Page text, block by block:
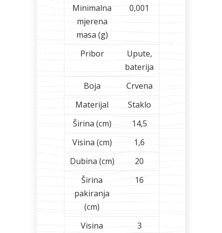
Minimalna
mjerena
masa (g)
0,001
Pribor
Upute,
baterija
Boja
Crvena
Materijal
Staklo
Širina (cm)
14,5
Visina (cm)
1,6
Dubina (cm)
20
Širina
pakiranja
(cm)
16
Visina
3